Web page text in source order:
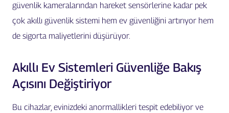
güvenlik kameralarından hareket sensörlerine kadar pek
çok akıllı güvenlik sistemi hem ev güvenliğini artırıyor hem
de sigorta maliyetlerini düşürüyor.
Akıllı Ev Sistemleri Güvenliğe Bakış
Açısını Değiştiriyor
Bu cihazlar, evinizdeki anormallikleri tespit edebiliyor ve